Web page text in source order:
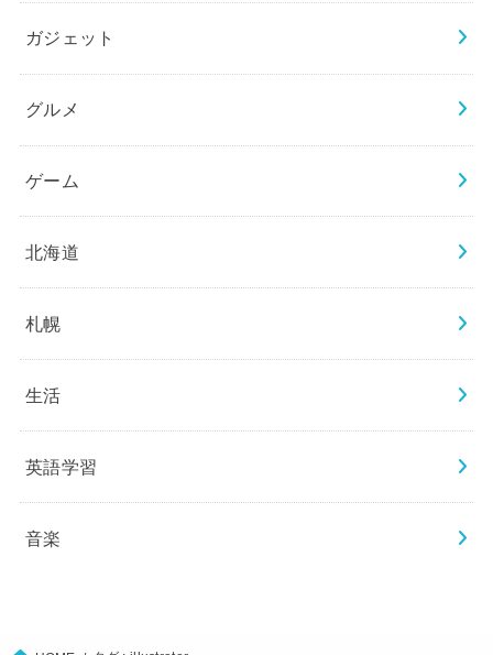
ガジェット
グルメ
ゲーム
北海道
札幌
生活
英語学習
音楽